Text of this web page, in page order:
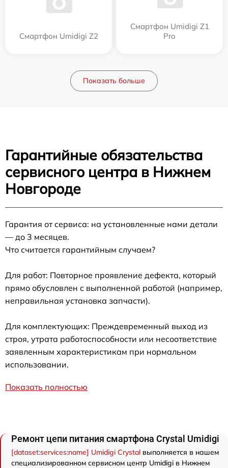
Смартфон Umidigi Z2
Смартфон Umidigi Z1
Pro
Показать больше
Гарантийные обязательства
сервисного центра в Нижнем
Новгороде
Гарантия от сервиса: на установленные нами детали
— до 3 месяцев.
Что считается гарантийным случаем?
Для работ: Повторное проявление дефекта, который
прямо обусловлен с выполненной работой (например,
неправильная установка запчасти).
Для комплектующих: Преждевременный выход из
строя, утрата работоспособности или несоответствие
заявленным характеристикам при нормальном
использовании.
Показать полностью
Ремонт цепи питания смартфона Crystal Umidigi
[dataset:services:name] Umidigi Crystal выполняется в нашем
специализированном сервисном центр Umidigi в Нижнем